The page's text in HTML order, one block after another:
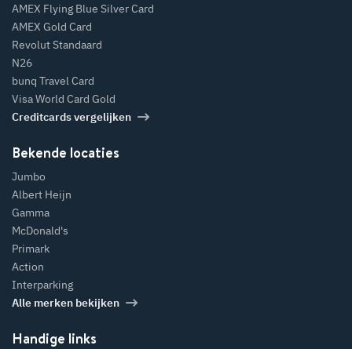
AMEX Flying Blue Silver Card
AMEX Gold Card
Revolut Standaard
N26
bunq Travel Card
Visa World Card Gold
Creditcards vergelijken
Bekende locaties
Jumbo
Albert Heijn
Gamma
McDonald's
Primark
Action
Interparking
Alle merken bekijken
Handige links